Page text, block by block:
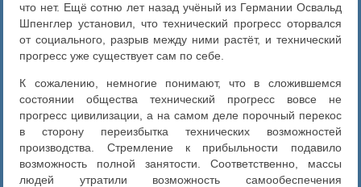
что нет. Ещё сотню лет назад учёный из Германии Освальд
Шпенглер установил, что технический прогресс оторвался
от социального, разрыв между ними растёт, и технический
прогресс уже существует сам по себе.
К сожалению, немногие понимают, что в сложившемся
состоянии общества технический прогресс вовсе не
прогресс цивилизации, а на самом деле порочный перекос
в сторону переизбытка технических возможностей
производства. Стремление к прибыльности подавило
возможность полной занятости. Соответственно, массы
людей утратили возможность самообеспечения